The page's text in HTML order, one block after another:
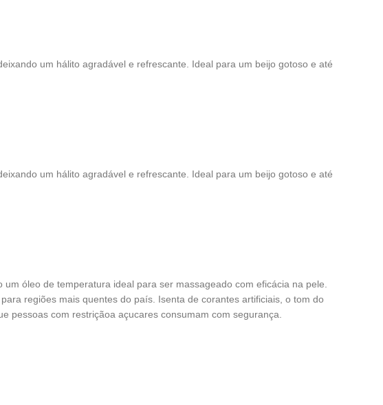
um hálito agradável e refrescante. Ideal para um beijo gotoso e até
um hálito agradável e refrescante. Ideal para um beijo gotoso e até
óleo de temperatura ideal para ser massageado com eficácia na pele.
regiões mais quentes do país. Isenta de corantes artificiais, o tom do
pessoas com restriçãoa açucares consumam com segurança.